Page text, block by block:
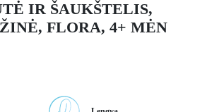
IR ŠAUKŠTELIS,
FLORA, 4+ MĖN